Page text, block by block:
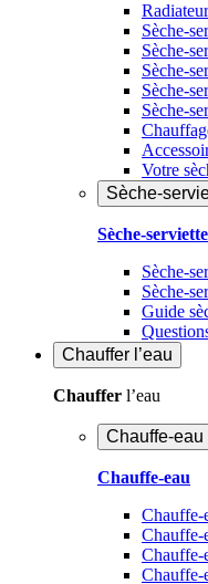
Sèche-
Sèche-
Sèche-
Sèche-
Sèche-
Votre
Sèche-
Sèche-
Sèche-
Sèche-
Guide
Chauffer l’eau
Chauffer l’eau
Chauffe-eau
Chauffe-eau
Chauffe-
Chauffe-
Chauffe-
Chauffe-